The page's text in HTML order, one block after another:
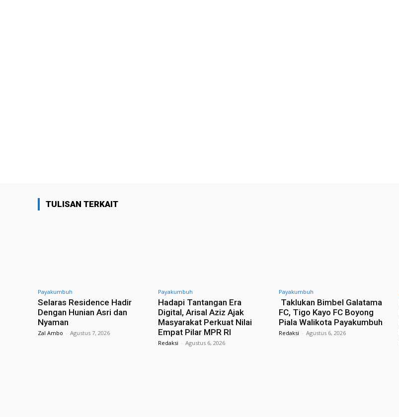
TULISAN TERKAIT
Payakumbuh
Selaras Residence Hadir
Dengan Hunian Asri dan
Nyaman
Zal Ambo - Agustus 7, 2026
Payakumbuh
Hadapi Tantangan Era
Digital, Arisal Aziz Ajak
Masyarakat Perkuat Nilai
Empat Pilar MPR RI
Redaksi - Agustus 6, 2026
Payakumbuh
Taklukan Bimbel Galatama
FC, Tigo Kayo FC Boyong
Piala Walikota Payakumbuh
Redaksi - Agustus 6, 2026